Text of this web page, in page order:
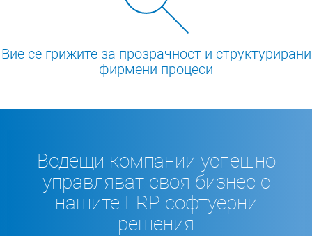
Вие се грижите за прозрачност и структурирани
фирмени процеси
Водещи компании успешно
управляват своя бизнес с
нашите ERP софтуерни
решения